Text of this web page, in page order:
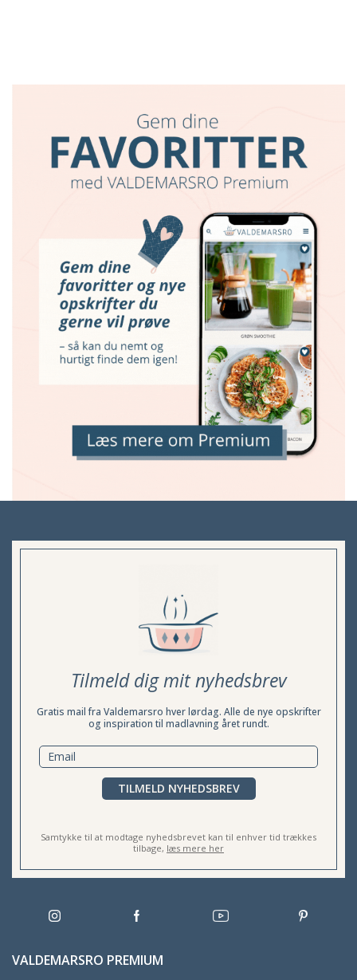
Tilmeld dig mit nyhedsbrev
Gratis mail fra Valdemarsro hver lørdag. Alle de nye opskrifter
og inspiration til madlavning året rundt.
TILMELD NYHEDSBREV
Samtykke til at modtage nyhedsbrevet kan til enhver tid trækkes
tilbage, læs mere her
VALDEMARSRO PREMIUM